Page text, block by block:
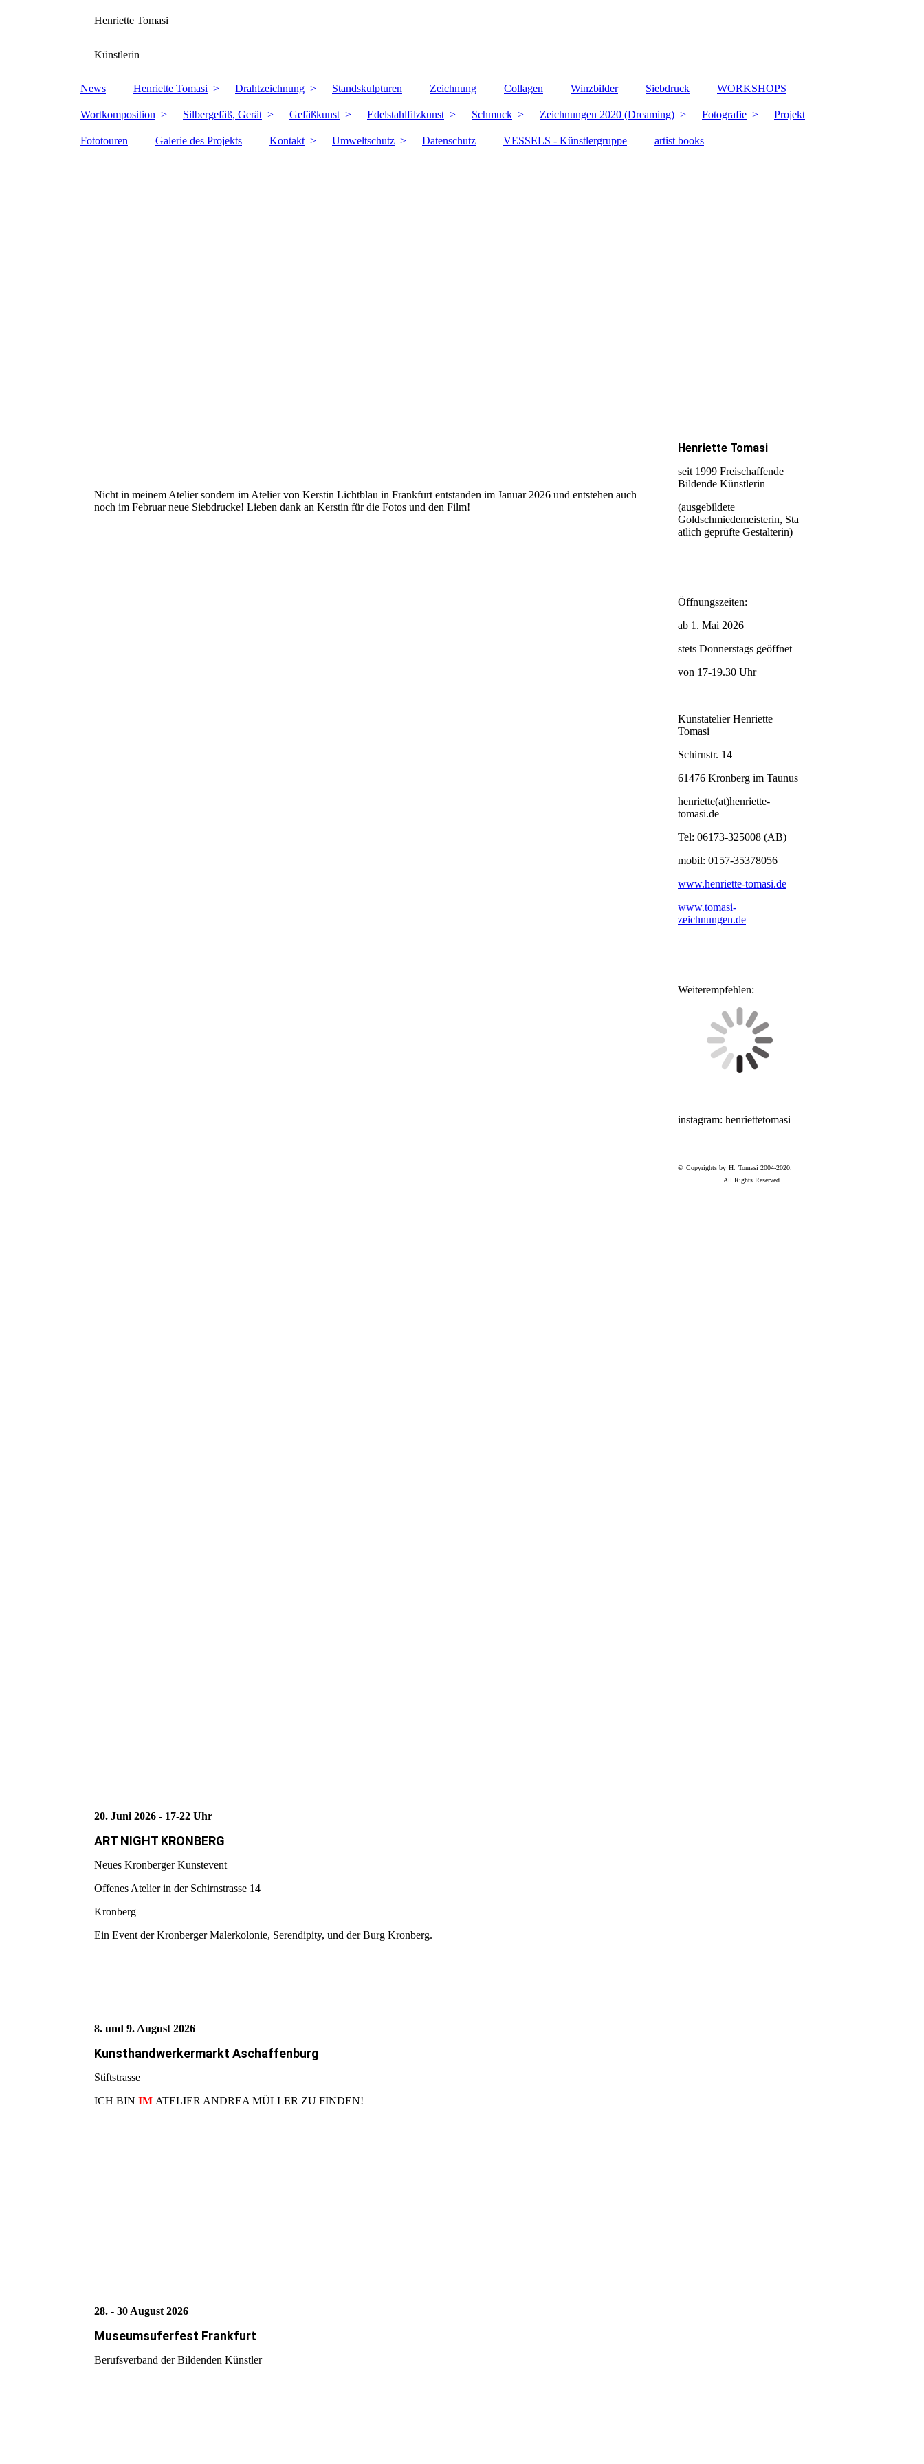
Henriette Tomasi
Künstlerin
News Henriette Tomasi Drahtzeichnung Standskulpturen Zeichnung Collagen Winzbilder Siebdruck WORKSHOPS
Wortkomposition Silbergefäß, Gerät Gefäßkunst Edelstahlfilzkunst Schmuck Zeichnungen 2020 (Dreaming) Fotografie Projekt
Fototouren Galerie des Projekts Kontakt Umweltschutz Datenschutz VESSELS - Künstlergruppe artist books
Nicht in meinem Atelier sondern im Atelier von Kerstin Lichtblau in Frankfurt entstanden im Januar 2026 und entstehen auch
noch im Februar neue Siebdrucke! Lieben dank an Kerstin für die Fotos und den Film!
20. Juni 2026 - 17-22 Uhr
ART NIGHT KRONBERG
Neues Kronberger Kunstevent
Offenes Atelier in der Schirnstrasse 14
Kronberg
Ein Event der Kronberger Malerkolonie, Serendipity, und der Burg Kronberg.
8. und 9. August 2026
Kunsthandwerkermarkt Aschaffenburg
Stiftstrasse
ICH BIN IM ATELIER ANDREA MÜLLER ZU FINDEN!
28. - 30 August 2026
Museumsuferfest Frankfurt
Berufsverband der Bildenden Künstler
Henriette Tomasi
seit 1999 Freischaffende
Bildende Künstlerin
(ausgebildete
Goldschmiedemeisterin, Sta
atlich geprüfte Gestalterin)
Öffnungszeiten:
ab 1. Mai 2026
stets Donnerstags geöffnet
von 17-19.30 Uhr
Kunstatelier Henriette
Tomasi
Schirnstr. 14
61476 Kronberg im Taunus
henriette(at)henriette-
tomasi.de
Tel: 06173-325008 (AB)
mobil: 0157-35378056
www.henriette-tomasi.de
www.tomasi-
zeichnungen.de
Weiterempfehlen:
instagram: henriettetomasi
© Copyrights by H. Tomasi 2004-2020.
All Rights Reserved